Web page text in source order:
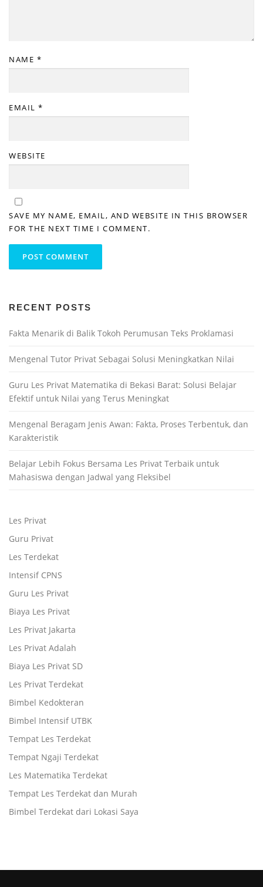
NAME *
EMAIL *
WEBSITE
SAVE MY NAME, EMAIL, AND WEBSITE IN THIS BROWSER
FOR THE NEXT TIME I COMMENT.
RECENT POSTS
Fakta Menarik di Balik Tokoh Perumusan Teks Proklamasi
Mengenal Tutor Privat Sebagai Solusi Meningkatkan Nilai
Guru Les Privat Matematika di Bekasi Barat: Solusi Belajar
Efektif untuk Nilai yang Terus Meningkat
Mengenal Beragam Jenis Awan: Fakta, Proses Terbentuk, dan
Karakteristik
Belajar Lebih Fokus Bersama Les Privat Terbaik untuk
Mahasiswa dengan Jadwal yang Fleksibel
Les Privat
Guru Privat
Les Terdekat
Intensif CPNS
Guru Les Privat
Biaya Les Privat
Les Privat Jakarta
Les Privat Adalah
Biaya Les Privat SD
Les Privat Terdekat
Bimbel Kedokteran
Bimbel Intensif UTBK
Tempat Les Terdekat
Tempat Ngaji Terdekat
Les Matematika Terdekat
Tempat Les Terdekat dan Murah
Bimbel Terdekat dari Lokasi Saya